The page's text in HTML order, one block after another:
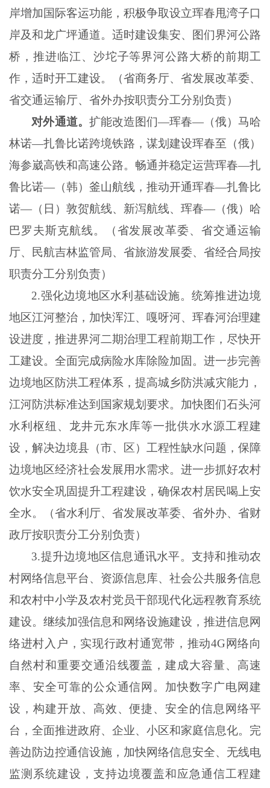
岸增加国际客运功能，积极争取设立珲春甩湾子口
岸及和龙广坪通道。适时建设集安、图们界河公路
桥，推进临江、沙坨子等界河公路大桥的前期工
作，适时开工建设。（省商务厅、省发展改革委、
省交通运输厅、省外办按职责分工分别负责）
对外通道。 扩能改造图们—珲春—（俄）马哈
林诺—扎鲁比诺跨境铁路，谋划建设珲春至（俄）
海参崴高铁和高速公路。畅通并稳定运营珲春—扎
鲁比诺—（韩）釜山航线，推动开通珲春—扎鲁比
诺—（日）敦贺航线、新泻航线、珲春—（俄）哈
巴罗夫斯克航线。（省发展改革委、省交通运输
厅、民航吉林监管局、省旅游发展委、省经合局按
职责分工分别负责）
2.强化边境地区水利基础设施。统筹推进边境
地区江河整治，加快浑江、嘎呀河、珲春河治理建
设进度，推进界河二期治理工程前期工作，尽快开
工建设。全面完成病险水库除险加固。进一步完善
边境地区防洪工程体系，提高城乡防洪减灾能力，
江河防洪标准达到国家规划要求。加快图们石头河
水利枢纽、龙井元东水库等一批供水水源工程建
设，解决边境县（市、区）工程性缺水问题，保障
边境地区经济社会发展用水需求。进一步抓好农村
饮水安全巩固提升工程建设，确保农村居民喝上安
全水。（省水利厅、省发展改革委、省外办、省财
政厅按职责分工分别负责）
3.提升边境地区信息通讯水平。支持和推动农
村网络信息平台、资源信息库、社会公共服务信息
和农村中小学及农村党员干部现代化远程教育系统
建设。继续加强信息和网络设施建设，推进信息网
络进村入户，实现行政村通宽带，推动4G网络向
自然村和重要交通沿线覆盖，建成大容量、高速
率、安全可靠的公众通信网。加快数字广电网建
设，构建开放、高效、便捷、安全的信息网络平
台，全面推进政府、企业、小区和家庭信息化。完
善边防边控通信设施，加快网络信息安全、无线电
监测系统建设，支持边境覆盖和应急通信工程建